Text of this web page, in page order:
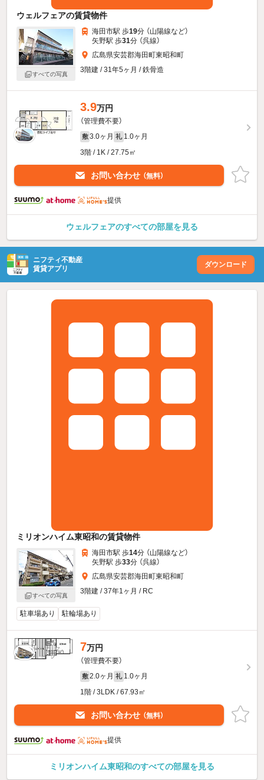
ウェルフェアの賃貸物件
すべての写真
海田市駅 歩19分 （山陽線など）
矢野駅 歩31分 （呉線）
広島県安芸郡海田町東昭和町
3階建 / 31年5ヶ月 / 鉄骨造
3.9万円
（管理費不要）
敷 3.0ヶ月 礼 1.0ヶ月
3階 / 1K / 27.75㎡
お問い合わせ （無料）
提供
ウェルフェアのすべての部屋を見る
ニフティ不動産
賃貸アプリ
ダウンロード
ミリオンハイム東昭和の賃貸物件
すべての写真
海田市駅 歩14分 （山陽線など）
矢野駅 歩33分 （呉線）
広島県安芸郡海田町東昭和町
3階建 / 37年1ヶ月 / RC
駐車場あり 駐輪場あり
7万円
（管理費不要）
敷 2.0ヶ月 礼 1.0ヶ月
1階 / 3LDK / 67.93㎡
お問い合わせ （無料）
提供
ミリオンハイム東昭和のすべての部屋を見る